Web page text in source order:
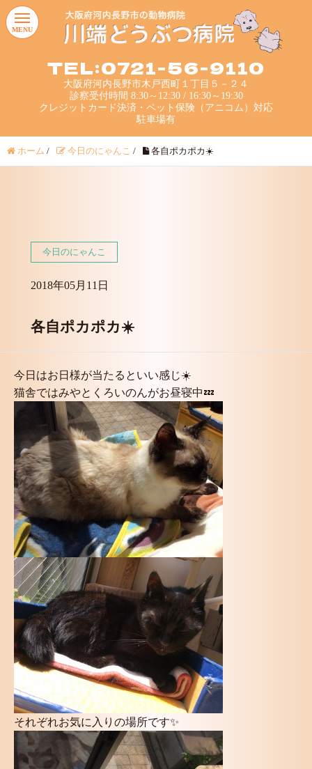
TEL:0721-56-9110
大阪府河内長野市木戸西町１丁目５－２４
診察受付時間 8:30～12:30 / 16:30～19:30
クレジットカード決済・ペット保険（アニコム）対応
駐車場有
MENU
ホーム / 今日のにゃんこ / 各自ポカポカ☀️
今日のにゃんこ
2018年05月11日
各自ポカポカ☀️
今日はお日様が当たるといい感じ☀️
猫舎ではみやとくろいのんがお昼寝中💤
それぞれお気に入りの場所です✨